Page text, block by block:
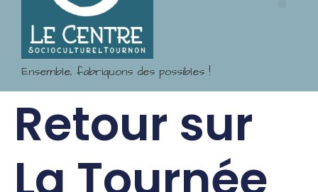
Ensemble, fabriquons des possibles !
Retour sur